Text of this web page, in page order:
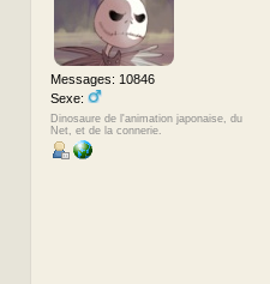
Messages: 10846
Sexe:
Dinosaure de l'animation japonaise, du
Net, et de la connerie.